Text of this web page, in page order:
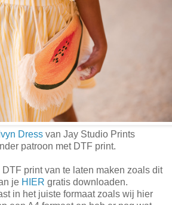
Ivyn Dressvan Jay Studio Prints
patroon met DTF print.
print van te laten maken zoals dit
je HIER gratis downloaden.
in het juiste formaat zoals wij hier